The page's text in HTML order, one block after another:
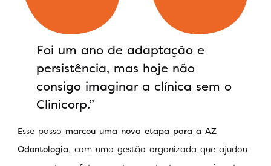
Foi um ano de adaptação e
persistência, mas hoje não
consigo imaginar a clínica sem o
Clinicorp.”
Esse passo marcou uma nova etapa para a AZ
Odontologia, com uma gestão organizada que ajudou